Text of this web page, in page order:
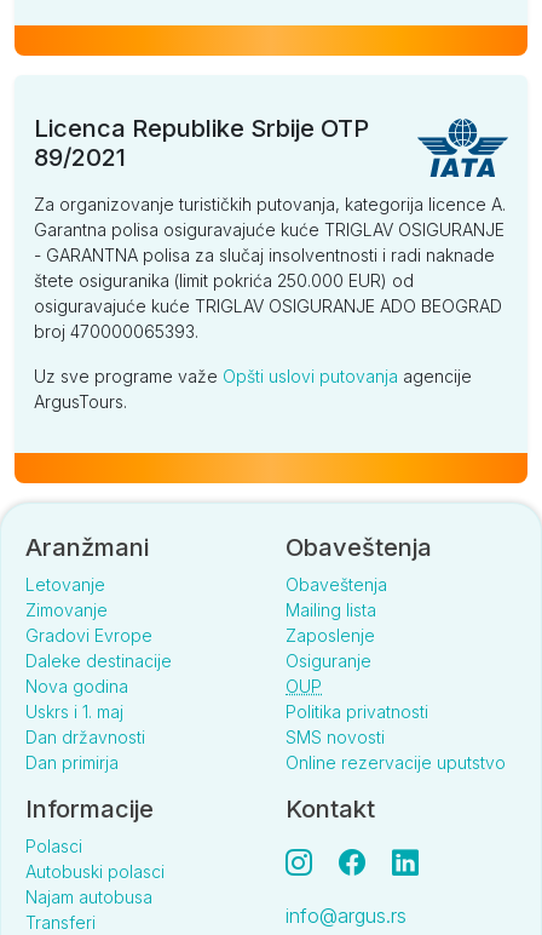
Licenca Republike Srbije OTP
89/2021
Za organizovanje turističkih putovanja, kategorija licence A.
Garantna polisa osiguravajuće kuće TRIGLAV OSIGURANJE
- GARANTNA polisa za slučaj insolventnosti i radi naknade
štete osiguranika (limit pokrića 250.000 EUR) od
osiguravajuće kuće TRIGLAV OSIGURANJE ADO BEOGRAD
broj 470000065393.
Uz sve programe važe Opšti uslovi putovanja agencije
ArgusTours.
Aranžmani
Letovanje
Zimovanje
Gradovi Evrope
Daleke destinacije
Nova godina
Uskrs i 1. maj
Dan državnosti
Dan primirja
Obaveštenja
Obaveštenja
Mailing lista
Zaposlenje
Osiguranje
OUP
Politika privatnosti
SMS novosti
Online rezervacije uputstvo
Informacije
Polasci
Autobuski polasci
Najam autobusa
Transferi
Kontakt
info@argus.rs